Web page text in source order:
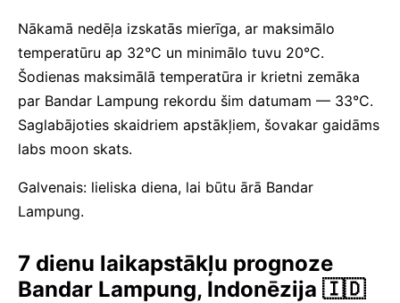
Nākamā nedēļa izskatās mierīga, ar maksimālo
temperatūru ap 32°C un minimālo tuvu 20°C.
Šodienas maksimālā temperatūra ir krietni zemāka
par Bandar Lampung rekordu šim datumam — 33°C.
Saglabājoties skaidriem apstākļiem, šovakar gaidāms
labs moon skats.
Galvenais: lieliska diena, lai būtu ārā Bandar
Lampung.
7 dienu laikapstākļu prognoze
Bandar Lampung, Indonēzija 🇮🇩